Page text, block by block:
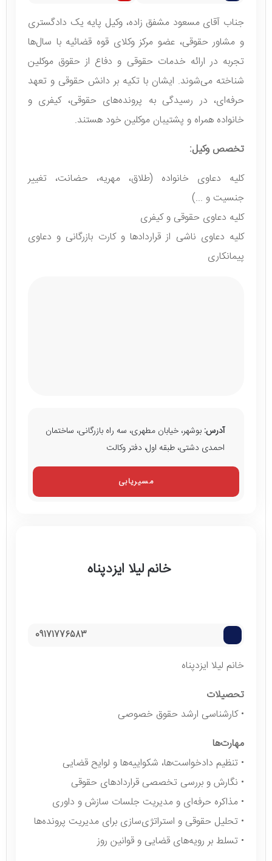
جناب آقای مسعود مشفق زاده، وکیل پایه یک دادگستری
و مشاور حقوقی، عضو مرکز وکلای قوه قضائیه با سال‌ها
تجربه در ارائه خدمات حقوقی و دفاع از حقوق موکلین
شناخته می‌شوند. ایشان با تکیه بر دانش حقوقی و تعهد
حرفه‌ای، در رسیدگی به پرونده‌های حقوقی، کیفری و
خانواده همراه و پشتیبان موکلین خود هستند.
تخصص وکیل:
کلیه دعاوی خانواده (طلاق، مهریه، حضانت، تغییر
جنسیت و ..‌‌.)
کلیه دعاوی حقوقی و کیفری
کلیه دعاوی ناشی از قراردادها و کارت بازرگانی و دعاوی
پیمانکاری
آدرس: بوشهر، خیابان مطهری، سه راه بازرگانی، ساختمان
احمدی دشتی، طبقه اول، دفتر وکالت
مسیریابی
خانم لیلا ایزدپناه
09171776583
خانم لیلا ایزدپناه
تحصیلات
• کارشناسی ارشد حقوق خصوصی
مهارت‌ها
• تنظیم دادخواست‌ها، شکواییه‌ها و لوایح قضایی
• نگارش و بررسی تخصصی قراردادهای حقوقی
• مذاکره حرفه‌ای و مدیریت جلسات سازش و داوری
• تحلیل حقوقی و استراتژی‌سازی برای مدیریت پرونده‌ها
• تسلط بر رویه‌های قضایی و قوانین روز